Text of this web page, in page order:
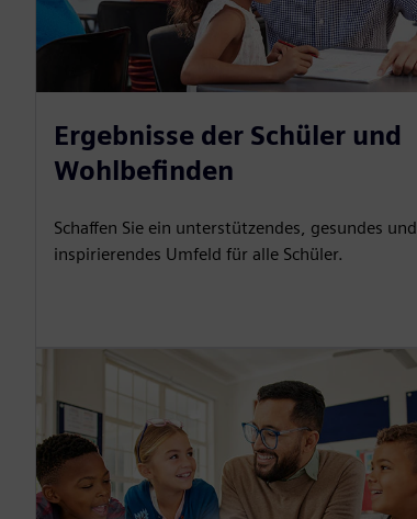
Ergebnisse der Schüler und
Wohlbefinden
Schaffen Sie ein unterstützendes, gesundes und
inspirierendes Umfeld für alle Schüler.